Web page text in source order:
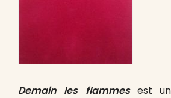
Demain les flammesest